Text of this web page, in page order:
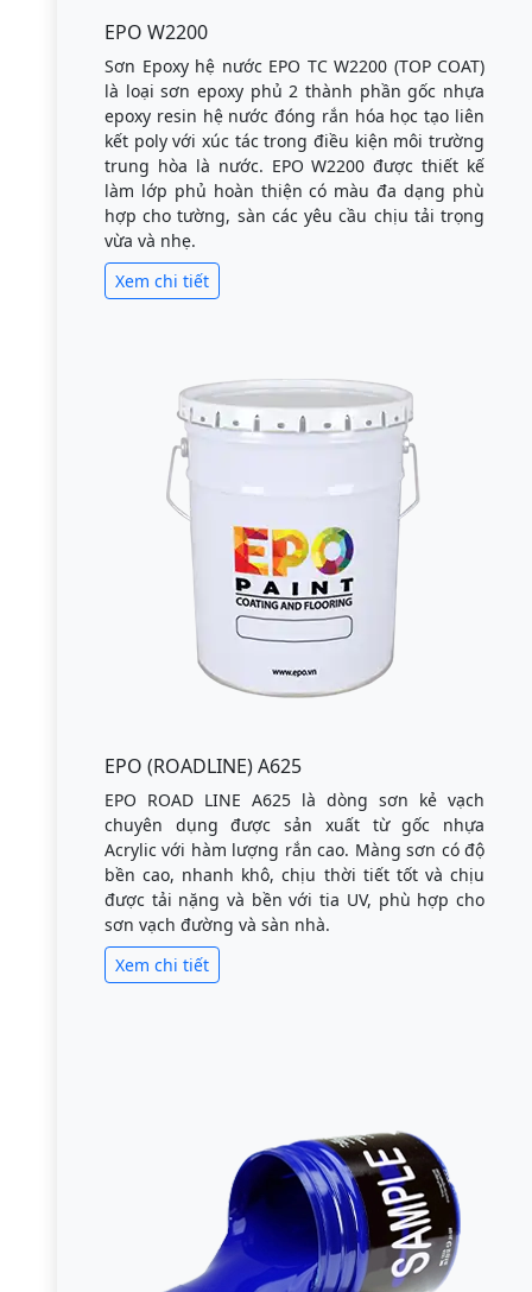
EPO W2200
Sơn Epoxy hệ nước EPO TC W2200 (TOP COAT)
là loại sơn epoxy phủ 2 thành phần gốc nhựa
epoxy resin hệ nước đóng rắn hóa học tạo liên
kết poly với xúc tác trong điều kiện môi trường
trung hòa là nước. EPO W2200 được thiết kế
làm lớp phủ hoàn thiện có màu đa dạng phù
hợp cho tường, sàn các yêu cầu chịu tải trọng
vừa và nhẹ.
Xem chi tiết
EPO (ROADLINE) A625
EPO ROAD LINE A625 là dòng sơn kẻ vạch
chuyên dụng được sản xuất từ gốc nhựa
Acrylic với hàm lượng rắn cao. Màng sơn có độ
bền cao, nhanh khô, chịu thời tiết tốt và chịu
được tải nặng và bền với tia UV, phù hợp cho
sơn vạch đường và sàn nhà.
Xem chi tiết